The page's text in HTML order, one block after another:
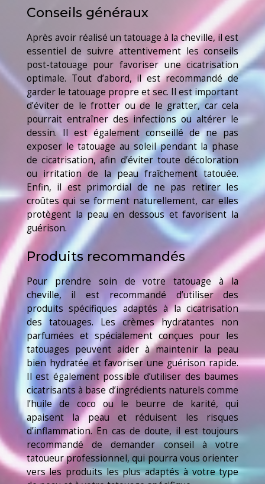
Conseils généraux
Après avoir réalisé un tatouage à la cheville, il est
essentiel de suivre attentivement les conseils
post-tatouage pour favoriser une cicatrisation
optimale. Tout d’abord, il est recommandé de
garder le tatouage propre et sec. Il est important
d’éviter de le frotter ou de le gratter, car cela
pourrait entraîner des infections ou altérer le
dessin. Il est également conseillé de ne pas
exposer le tatouage au soleil pendant la phase
de cicatrisation, afin d’éviter toute décoloration
ou irritation de la peau fraîchement tatouée.
Enfin, il est primordial de ne pas retirer les
croûtes qui se forment naturellement, car elles
protègent la peau en dessous et favorisent la
guérison.
Produits recommandés
Pour prendre soin de votre tatouage à la
cheville, il est recommandé d’utiliser des
produits spécifiques adaptés à la cicatrisation
des tatouages. Les crèmes hydratantes non
parfumées et spécialement conçues pour les
tatouages peuvent aider à maintenir la peau
bien hydratée et favoriser une guérison rapide.
Il est également possible d’utiliser des baumes
cicatrisants à base d’ingrédients naturels comme
l’huile de coco ou le beurre de karité, qui
apaisent la peau et réduisent les risques
d’inflammation. En cas de doute, il est toujours
recommandé de demander conseil à votre
tatoueur professionnel, qui pourra vous orienter
vers les produits les plus adaptés à votre type